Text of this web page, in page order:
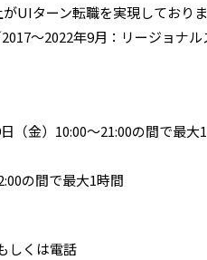
UIターン転職を実現しておりま
～2022年9月：リージョナル
（金）10:00～21:00の間で最大1
の間で最大1時間
しくは電話